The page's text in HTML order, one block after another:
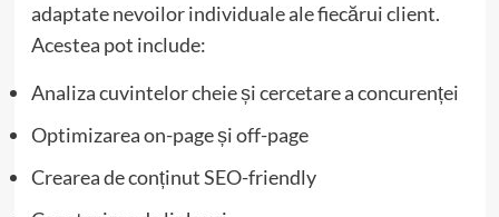
adaptate nevoilor individuale ale fiecărui client.
Acestea pot include:
Analiza cuvintelor cheie și cercetare a concurenței
Optimizarea on-page și off-page
Crearea de conținut SEO-friendly